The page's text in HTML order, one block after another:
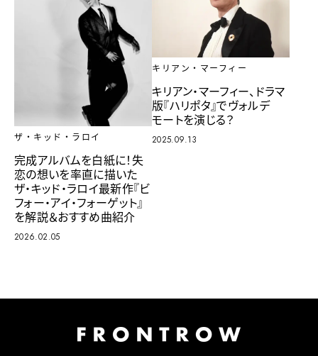
ザ・キッド・ラロイ
完成アルバムを白紙に！失
恋の想いを率直に描いた
ザ・キッド・ラロイ最新作『ビ
フォー・アイ・フォーゲット』
を解説＆おすすめ曲紹介
2026.02.05
キリアン・マーフィー
キリアン・マーフィー、ドラマ
版『ハリポタ』でヴォルデ
モートを演じる？
2025.09.13